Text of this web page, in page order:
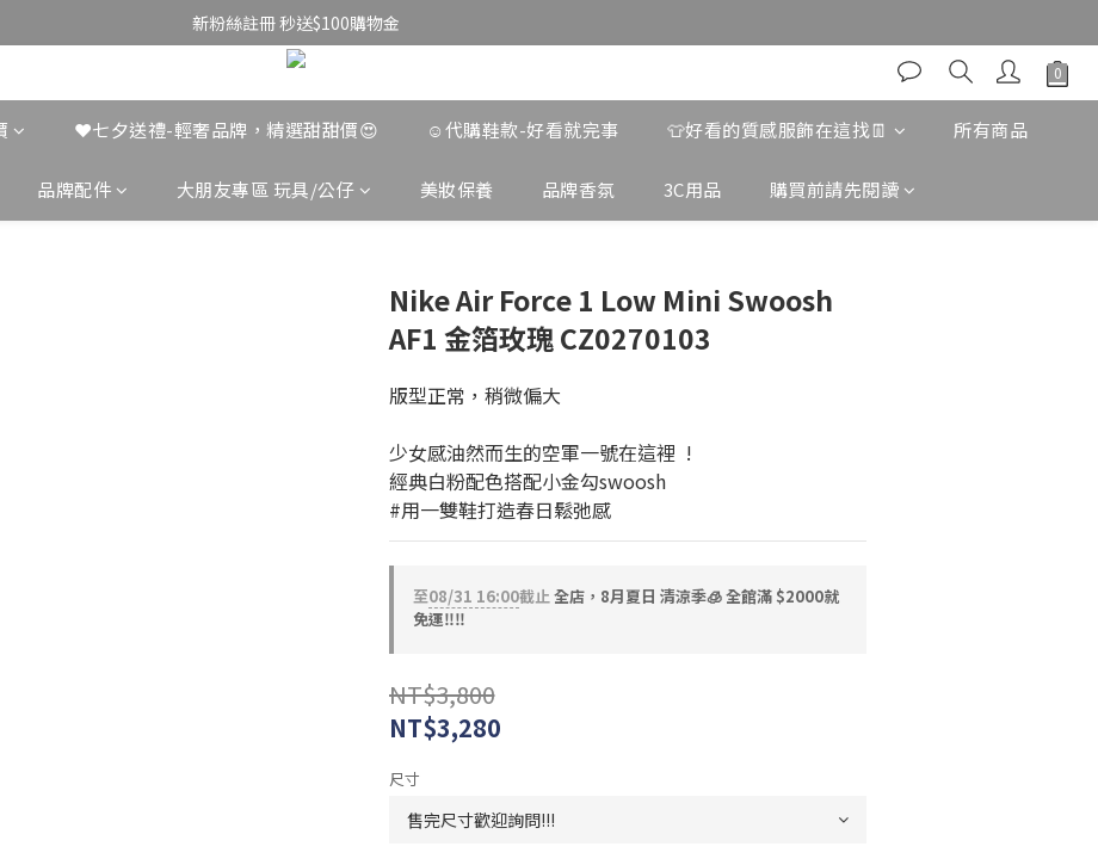
新粉絲註冊 秒送$100購物金
❤️七夕送禮-輕奢品牌，精選甜甜價😍 ☺︎代購鞋款-好看就完事 👕好看的質感服飾在這找👖 所有商品
品牌配件 大朋友專區 玩具/公仔 美妝保養 品牌香氛 3C用品 購買前請先閱讀
Nike Air Force 1 Low Mini Swoosh
AF1 金箔玫瑰 CZ0270103
版型正常，稍微偏大
少女感油然而生的空軍一號在這裡  !
經典白粉配色搭配小金勾swoosh
#用一雙鞋打造春日鬆弛感
至08/31 16:00截止全店，8月夏日 清涼季🧊 全館滿 $2000就
免運‼️‼️
NT$3,800
NT$3,280
尺寸